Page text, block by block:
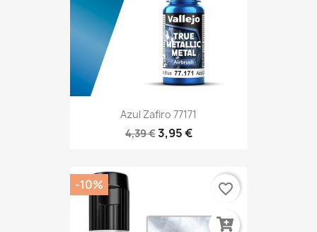
Azul Zafiro 77171
4,39 €3,95 €
-10% favorite_border